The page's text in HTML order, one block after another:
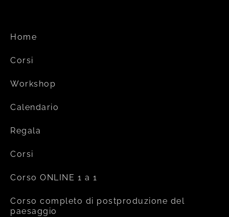
Home
Corsi
Workshop
Calendario
Regala
Corsi
Corso ONLINE 1 a 1
Corso completo di postproduzione del
paesaggio